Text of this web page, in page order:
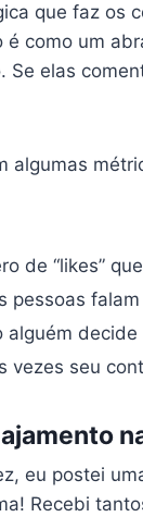
que faz os
como um
Se elas
algumas
de “likes”
pessoas
alguém
vezes seu
eu postei
Recebi